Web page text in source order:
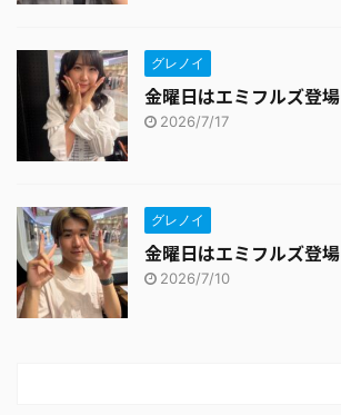
グレノイ
金曜日はエミフルズ登場
2026/7/17
グレノイ
金曜日はエミフルズ登場
2026/7/10